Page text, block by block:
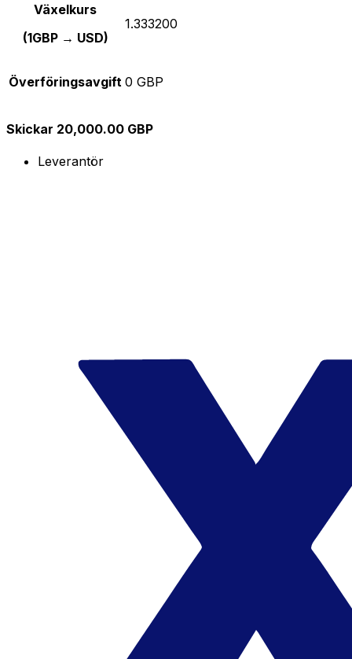
Växelkurs
(1GBP → USD)
1.333200
Överföringsavgift 0 GBP
Skickar 20,000.00 GBP
Leverantör